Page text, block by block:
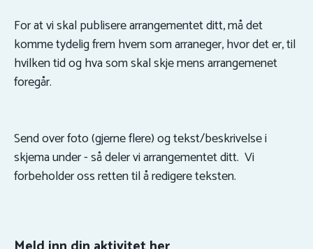
For at vi skal publisere arrangementet ditt, må det
komme tydelig frem hvem som arraneger, hvor det er, til
hvilken tid og hva som skal skje mens arrangemenet
foregår.
Send over foto (gjerne flere) og tekst/beskrivelse i
skjema under - så deler vi arrangementet ditt. Vi
forbeholder oss retten til å redigere teksten.